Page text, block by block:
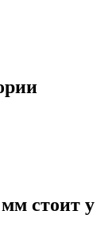
стоит у